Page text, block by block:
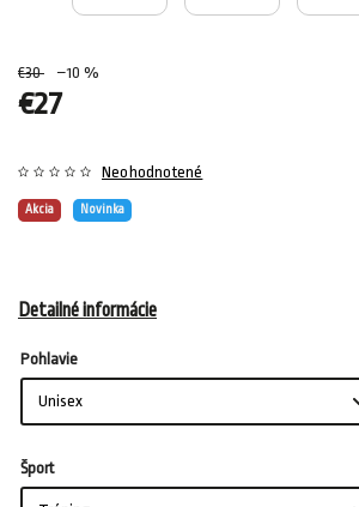
€30 –10 %
€27
Akcia Novinka
Neohodnotené
Detailné informácie
Pohlavie
Šport